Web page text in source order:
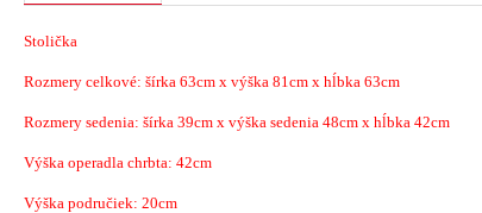
Stolička
Rozmery celkové: šírka 63cm x výška 81cm x hĺbka 63cm
Rozmery sedenia: šírka 39cm x výška sedenia 48cm x hĺbka 42cm
Výška operadla chrbta: 42cm
Výška područiek: 20cm